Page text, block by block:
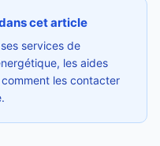
cet article
services de
les aides
les contacter